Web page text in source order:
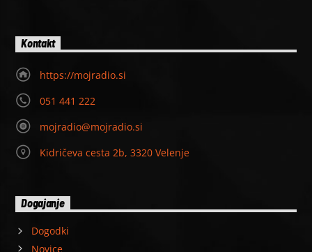
Kontakt
https://mojradio.si
051 441 222
mojradio@mojradio.si
Kidričeva cesta 2b, 3320 Velenje
Dogajanje
Dogodki
Novice